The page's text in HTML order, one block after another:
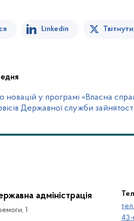
Linkedin Твітнути
новацій у програмі «Власна
Державної служби
адміністрація
1
43-